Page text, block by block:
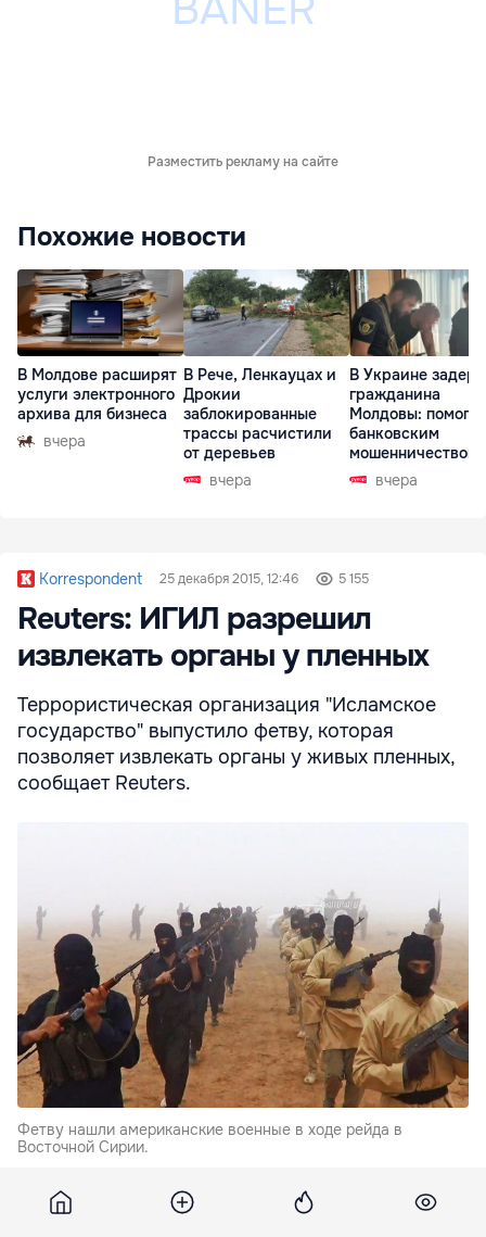
Разместить рекламу на сайте
Похожие новости
В Молдове расширят
услуги электронного
архива для бизнеса
вчера
В Рече, Ленкауцах и
Дрокии
заблокированные
трассы расчистили
от деревьев
вчера
В Украине
гражданина
Молдовы:
банковским
мошенничеством
Чехиивчера
Korrespondent 25 декабря 2015, 12:46 5 155
Reuters: ИГИЛ разрешил
извлекать органы у пленных
Террористическая организация "Исламское
государство" выпустило фетву, которая
позволяет извлекать органы у живых пленных,
сообщает Reuters.
Фетву нашли американские военные в ходе рейда в
Восточной Сирии.
В шариатском документе сказано, что органы